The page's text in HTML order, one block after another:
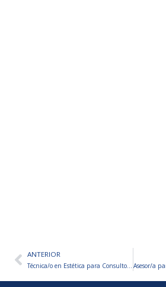
AntANTERIOR
Técnica/o en Estética para Consultorio de tecnología Láser